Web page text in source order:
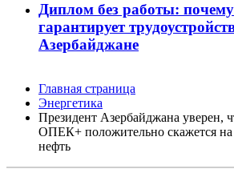
Диплом без работы:
гарантирует
Азербайджане
Главная страница
Энергетика
Президент Азербайджана уверен,
ОПЕК+ положительно скажется на
нефть